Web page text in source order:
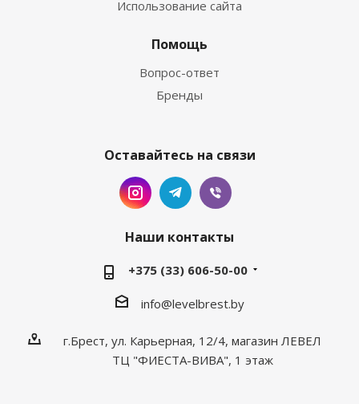
Использование сайта
Помощь
Вопрос-ответ
Бренды
Оставайтесь на связи
Наши контакты
+375 (33) 606-50-00
info@levelbrest.by
г.Брест, ул. Карьерная, 12/4, магазин ЛЕВЕЛ
ТЦ "ФИЕСТА-ВИВА", 1 этаж